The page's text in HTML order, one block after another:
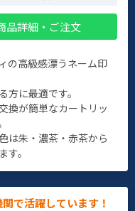
品詳細・ご注文
の高級感漂うネーム印
方に最適です。
換が簡単なカートリッ
は朱・濃茶・赤茶から
す。
で活躍しています！